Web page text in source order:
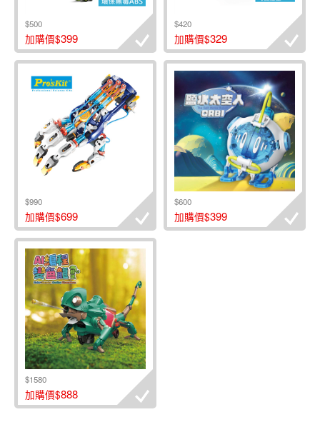
$500
加購價$399
$420
加購價$329
$990
加購價$699
$600
加購價$399
$1580
加購價$888